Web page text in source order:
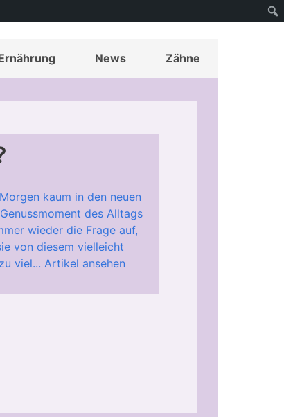
News Zähne
kaum in den neuen
des Alltags
wieder die Frage auf,
von diesem vielleicht
viel... Artikel ansehen